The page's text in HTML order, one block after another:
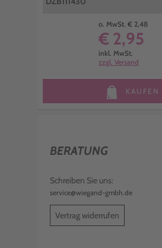
o. MwSt. € 2,48
€ 2,95
inkl. MwSt.
zzgl. Versand
KAUFEN
BERATUNG
Schreiben Sie uns:
service@wiegand-gmbh.de
Vertrag widerrufen